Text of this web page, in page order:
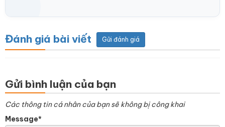
Đánh giá bài viết Gửi đánh giá
Gửi bình luận của bạn
Các thông tin cá nhân của bạn sẽ không bị công khai
Message*